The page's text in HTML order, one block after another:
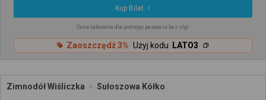
Kup Bilet
Cena całkowita dla jednego pasażera bez ulgi
Zaoszczędź 3% Użyj kodu LATO3
Zimnodół Wiśliczka Sułoszowa Kółko